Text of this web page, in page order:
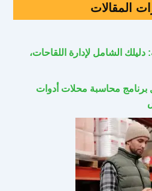
المقالات
دليلك الشامل لإدارة اللقاحات،
برنامج محاسبة محلات أدوات